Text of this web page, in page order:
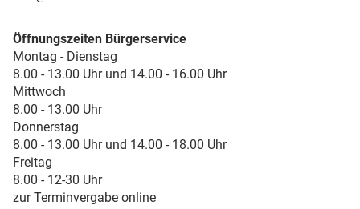
Öffnungszeiten Bürgerservice
Montag - Dienstag
8.00 - 13.00 Uhr und 14.00 - 16.00 Uhr
Mittwoch
8.00 - 13.00 Uhr
Donnerstag
8.00 - 13.00 Uhr und 14.00 - 18.00 Uhr
Freitag
8.00 - 12-30 Uhr
zur Terminvergabe online